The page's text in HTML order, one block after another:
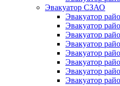
Эвакуатор СЗАО
Эвакуатор
Эвакуатор
Эвакуатор
Эвакуатор
Эвакуатор
Эвакуатор
Эвакуатор
Эвакуатор